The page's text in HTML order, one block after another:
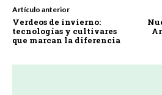
Artículo anterior
Verdeos de invierno:
tecnologías y cultivares
que marcan la diferencia